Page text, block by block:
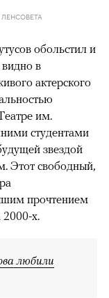
обольстил и
видно в
актерского
им.
студентами
звездой
Этот свободный,
прочтением
х.
любили